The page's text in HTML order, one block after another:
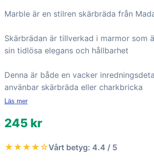
Marble är en stilren skärbräda från
Skärbrädan är tillverkad i marmor som
sin tidlösa elegans och hållbarhet
Denna är både en vacker
använbar skärbräda eller charkbricka
Läs mer
245 kr
★★★★☆Vårt betyg: 4.4 / 5